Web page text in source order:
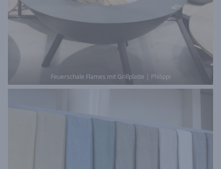
Feuerschale Flames mit Grillplatte | Philippi